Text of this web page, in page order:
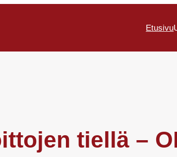
Etusivu
tiellä –